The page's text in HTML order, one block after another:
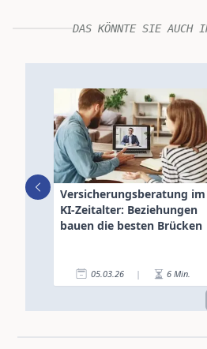
DAS KÖNNTE SIE AUCH
Versicherungsberatung im
KI-Zeitalter: Beziehungen
bauen die besten Brücken
05.03.26 | 6 Min.